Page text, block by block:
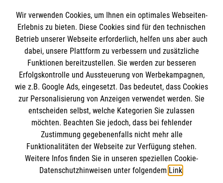
Informationen
Impressum
Datenschutz
Kontakt
Barrierefreiheit
Die Malteser
Malteser in Deutschland
Malteserorden
Sharepoint
Spendenkonto
Wir verwenden Cookies, um Ihnen ein optimales Webseiten-
Erlebnis zu bieten. Diese Cookies sind für den technischen
Betrieb unserer Webseite erforderlich, helfen uns aber auch
dabei, unsere Plattform zu verbessern und zusätzliche
Funktionen bereitzustellen. Sie werden zur besseren
Erfolgskontrolle und Aussteuerung von Werbekampagnen,
wie z.B. Google Ads, eingesetzt. Das bedeutet, dass Cookies
zur Personalisierung von Anzeigen verwendet werden. Sie
entscheiden selbst, welche Kategorien Sie zulassen
möchten. Beachten Sie jedoch, dass bei fehlender
Zustimmung gegebenenfalls nicht mehr alle
Funktionalitäten der Webseite zur Verfügung stehen.
Weitere Infos finden Sie in unseren speziellen Cookie-
Datenschutzhinweisen unter folgendem Link.